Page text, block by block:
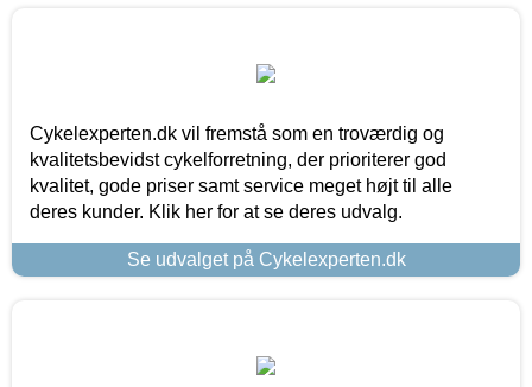
Cykelexperten.dk vil fremstå som en troværdig og
kvalitetsbevidst cykelforretning, der prioriterer god
kvalitet, gode priser samt service meget højt til alle
deres kunder. Klik her for at se deres udvalg.
Se udvalget på Cykelexperten.dk